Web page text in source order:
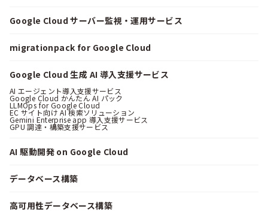
Google Cloud サーバー監視・運用サービス
migrationpack for Google Cloud
Google Cloud 生成 AI 導入支援サービス
AI エージェント導入支援サービス
Google Cloud かんたん AI パック
LLMOps for Google Cloud
EC サイト向け AI 検索ソリューション
Gemini Enterprise app 導入支援サービス
GPU 調達・構築支援サービス
AI 駆動開発 on Google Cloud
データベース構築
高可用性データベース構築